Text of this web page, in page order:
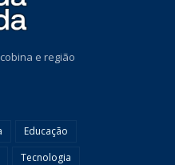
e região
Educação
Tecnologia